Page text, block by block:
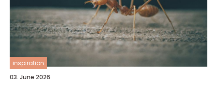
inspiration
03. June 2026